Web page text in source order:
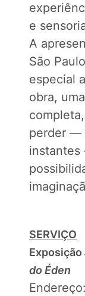
e
A
São
especial
obra,
perder —
SERVIÇO
Exposição
do Éden